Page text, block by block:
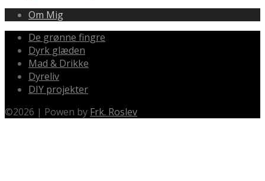
Om Mig
De grønne fingre
Dyrk glæden
Mad & Drikke
Dyreliv
DIY projekter
©2026 | Powen by Frk. Roslev